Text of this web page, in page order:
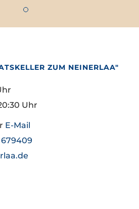
ZUM NEINERLAA"
Uhr
E-Mail
679409